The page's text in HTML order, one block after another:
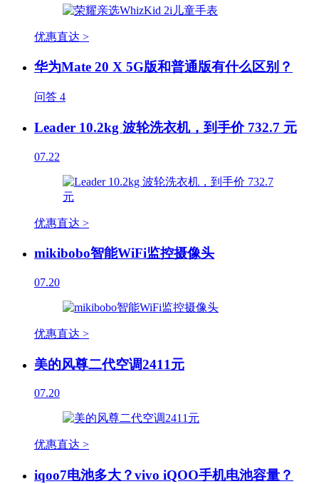
优惠直达 >
华为Mate 20 X 5G版和普通版有什么区别？
问答 4
Leader 10.2kg 波轮洗衣机，到手价 732.7 元
07.22
优惠直达 >
mikibobo智能WiFi监控摄像头
07.20
优惠直达 >
美的风尊二代空调2411元
07.20
优惠直达 >
iqoo7电池多大？vivo iQOO手机电池容量？